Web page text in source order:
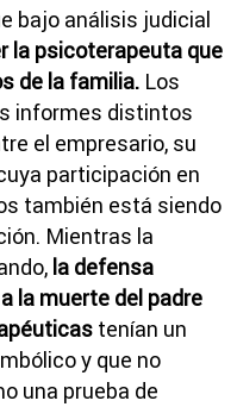
bajo análisis judicial
la psicoterapeuta que
de la familia. Los
informes distintos
el empresario, su
participación en
también está siendo
Mientras la
la defensa
la muerte del padre
tenían un
y que no
una prueba de